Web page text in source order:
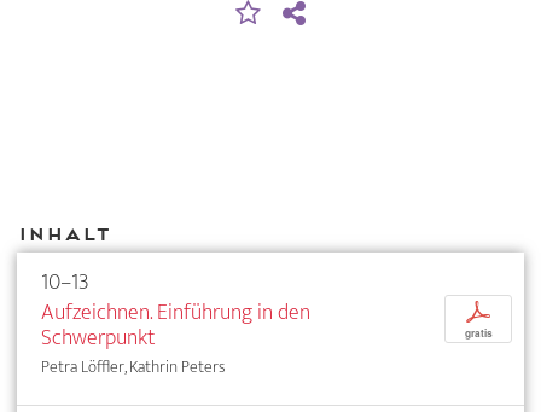
Inhalt
10–13
Aufzeichnen. Einführung in den
Schwerpunkt
Petra Löffler, Kathrin Peters
p
gratis